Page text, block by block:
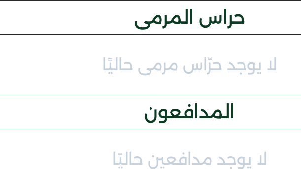
حراس المرمى
لا يوجد حرّاس مرمى حاليًا
المدافعون
لا يوجد مدافعين حاليًا